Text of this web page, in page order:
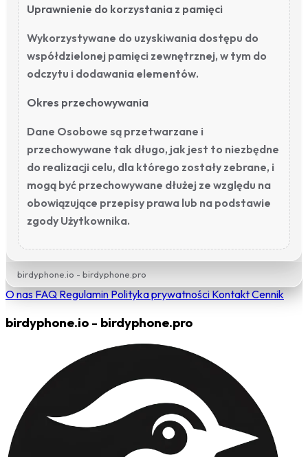
Uprawnienie do korzystania z pamięci
Wykorzystywane do uzyskiwania dostępu do
współdzielonej pamięci zewnętrznej, w tym do
odczytu i dodawania elementów.
Okres przechowywania
Dane Osobowe są przetwarzane i
przechowywane tak długo, jak jest to niezbędne
do realizacji celu, dla którego zostały zebrane, i
mogą być przechowywane dłużej ze względu na
obowiązujące przepisy prawa lub na podstawie
zgody Użytkownika.
birdyphone.io - birdyphone.pro
O nasFAQRegulaminPolityka prywatnościKontaktCennik
birdyphone.io - birdyphone.pro